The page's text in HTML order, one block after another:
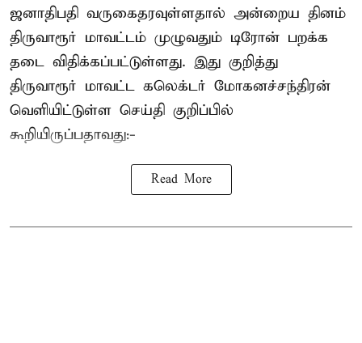
ஜனாதிபதி வருகைதரவுள்ளதால் அன்றைய தினம்
திருவாரூர் மாவட்டம் முழுவதும் டிரோன் பறக்க
தடை விதிக்கப்பட்டுள்ளது. இது குறித்து
திருவாரூர் மாவட்ட கலெக்டர் மோகனச்சந்திரன்
வெளியிட்டுள்ள செய்தி குறிப்பில்
கூறியிருப்பதாவது:-
Read More